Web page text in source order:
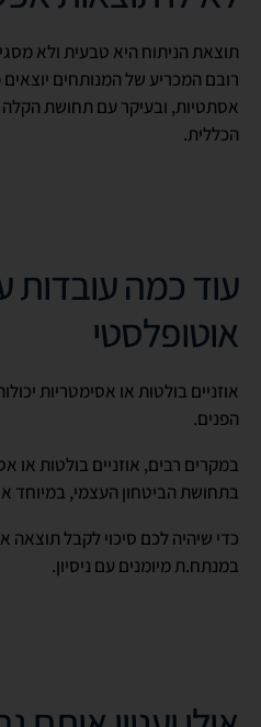
תוצאת הניתוח היא טבעית ולא
רובם המכריע של המנותחים יוצאים
אסתטיות, ובעיקר עם תחושת
הכללית.
עוד כמה עובדות
אוטופלסטי
אוזניים בולטות או אסימטריות
הפנים.
במקרים רבים, אוזניים בולטות או
בתחושת הביטחון העצמי, במיוחד
כדי שיהיה לכם סיכוי לקבל תוצאה
במנתח.ת מיומנים עם ניסיון.